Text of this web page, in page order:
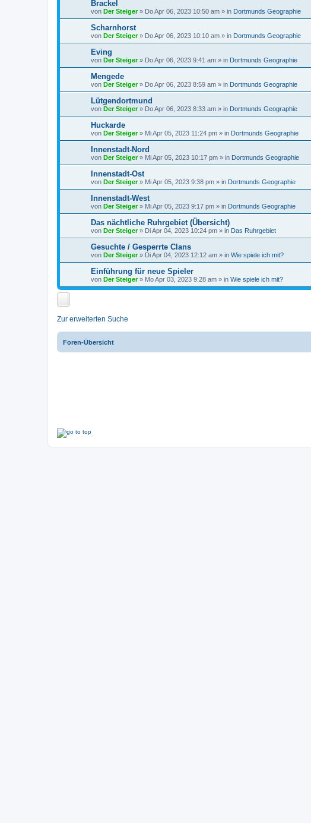
Brackel
von Der Steiger» Do Apr 06, 2023 10:50 am » in Dortmunds Geographie
Scharnhorst
von Der Steiger» Do Apr 06, 2023 10:10 am » in Dortmunds Geographie
Eving
von Der Steiger» Do Apr 06, 2023 9:41 am » in Dortmunds Geographie
Mengede
von Der Steiger» Do Apr 06, 2023 8:59 am » in Dortmunds Geographie
Lütgendortmund
von Der Steiger» Do Apr 06, 2023 8:33 am » in Dortmunds Geographie
Huckarde
von Der Steiger» Mi Apr 05, 2023 11:24 pm » in Dortmunds Geographie
Innenstadt-Nord
von Der Steiger» Mi Apr 05, 2023 10:17 pm » in Dortmunds Geographie
Innenstadt-Ost
von Der Steiger» Mi Apr 05, 2023 9:38 pm » in Dortmunds Geographie
Innenstadt-West
von Der Steiger» Mi Apr 05, 2023 9:17 pm » in Dortmunds Geographie
Das nächtliche Ruhrgebiet (Übersicht)
von Der Steiger» Di Apr 04, 2023 10:24 pm » in Das Ruhrgebiet
Gesuchte / Gesperrte Clans
von Der Steiger» Di Apr 04, 2023 12:12 am » in Wie spiele ich mit?
Einführung für neue Spieler
von Der Steiger» Mo Apr 03, 2023 9:28 am » in Wie spiele ich mit?
Zur erweiterten Suche
Foren-Übersicht